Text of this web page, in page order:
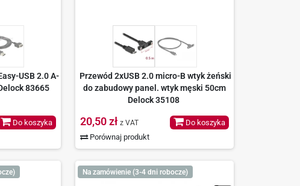
USB 2.0 A-
83665
Do koszyka
Przewód 2xUSB 2.0 micro-B wtyk żeński
do zabudowy panel. wtyk męski 50cm
Delock 35108
20,50 zł z VAT
Porównaj produkt
Do koszyka
Na zamówienie (3-4 dni robocze)